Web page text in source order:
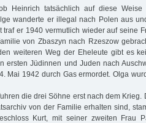
Heinrich tatsächlich auf diese Weise
wanderte er illegal nach Polen aus
traf er 1940 vermutlich wieder auf seine
von Zbaszyn nach Rzeszow
weiteren Weg der Eheleute gibt es
ersten Jüdinnen und Juden nach
Mai 1942 durch Gas ermordet. Olga
die drei Söhne erst nach dem Krieg.
von der Familie erhalten sind,
Kurt, mit seiner zweiten Frau